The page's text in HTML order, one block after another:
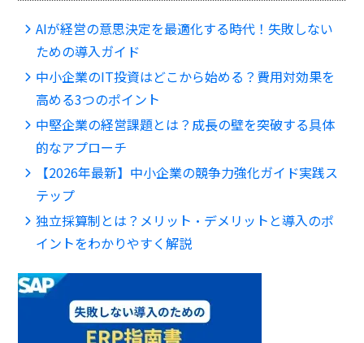
AIが経営の意思決定を最適化する時代！失敗しない
ための導入ガイド
中小企業のIT投資はどこから始める？費用対効果を
高める3つのポイント
中堅企業の経営課題とは？成長の壁を突破する具体
的なアプローチ
【2026年最新】中小企業の競争力強化ガイド実践ス
テップ
独立採算制とは？メリット・デメリットと導入のポ
イントをわかりやすく解説